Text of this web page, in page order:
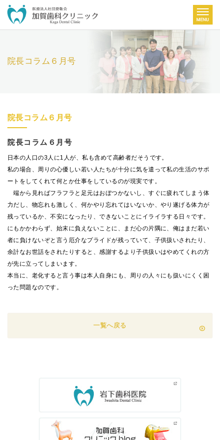
院長コラム６月号
院長コラム６月号
院長コラム６月号
日本の人口の3人に1人が、私も含めて高齢者だそうです。
私の場合、周りの心優しい若い人たちが十分に気を遣って私の生活のサポ
ートをしてくれて何とか仕事をしているのが現実です。
端から見ればフラフラと足元はおぼつかないし、すぐに疲れてしまう体
力だし、物忘れも激しく、何かやり忘れてはいないか、やり遂げる体力が
残っているか、不安になったり、できないことにイライラする日々です。
にもかかわらず、始末に負えないことに、まだ心の片隅に、俺はまだ若い
者に負けないぞと言う厄介なプライドが残っていて、子供扱いされたり、
余計なお世話をされたりすると、感謝するより子供扱いはやめてくれの方
が先に立ってしまいます。
本当に、老化すると言う事は本人自身にも、周りの人々にも扱いにくく困
った問題なのです。
一覧へ戻る